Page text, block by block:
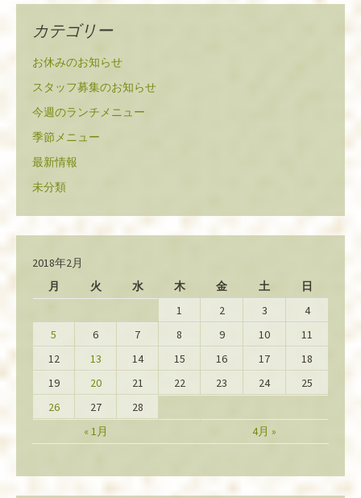
カテゴリー
お休みのお知らせ
スタッフ募集のお知らせ
今週のランチメニュー
季節メニュー
最新情報
未分類
2018年2月
月
火 水 木 金 土 日
« 1月 4月 »
1 2 3
4
5
6 7 8 9 10
11
12
13 14 15 16 17
18
19
20 21 22 23 24
25
26
27 28